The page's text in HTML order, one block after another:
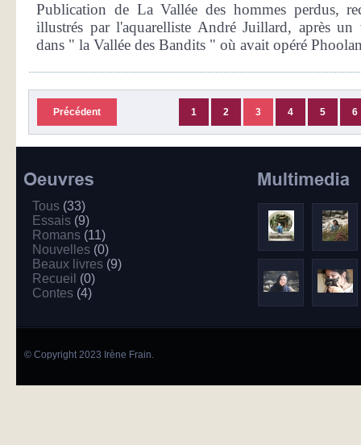
Publication de La Vallée des hommes perdus,
illustrés par l'aquarelliste André Juillard, après un
dans " la Vallée des Bandits " où avait opéré
Précédent 1 2 3 4 5 6
Tous (33)
Essais (9)
Romans (11)
Nouvelles (0)
Beaux livres (9)
Recueil (0)
Contes (4)
© Copyright 2023 Irène Frain.